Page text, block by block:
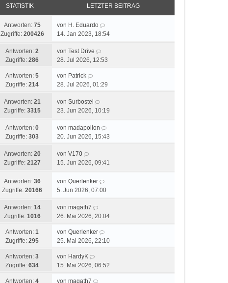
STATISTIK LETZTER BEITRAG
Antworten: 75
Zugriffe: 200426
von H. Eduardo
14. Jan 2023, 18:54
Antworten: 2
Zugriffe: 286
von Test Drive
28. Jul 2026, 12:53
Antworten: 5
Zugriffe: 214
von Patrick
28. Jul 2026, 01:29
Antworten: 21
Zugriffe: 3315
von Surbostel
23. Jun 2026, 10:19
Antworten: 0
Zugriffe: 303
von madapollon
20. Jun 2026, 15:43
Antworten: 20
Zugriffe: 2127
von V170
15. Jun 2026, 09:41
Antworten: 36
Zugriffe: 20166
von Querlenker
5. Jun 2026, 07:00
Antworten: 14
Zugriffe: 1016
von magath7
26. Mai 2026, 20:04
Antworten: 1
Zugriffe: 295
von Querlenker
25. Mai 2026, 22:10
Antworten: 3
Zugriffe: 634
von HardyK
15. Mai 2026, 06:52
Antworten: 4
von magath7